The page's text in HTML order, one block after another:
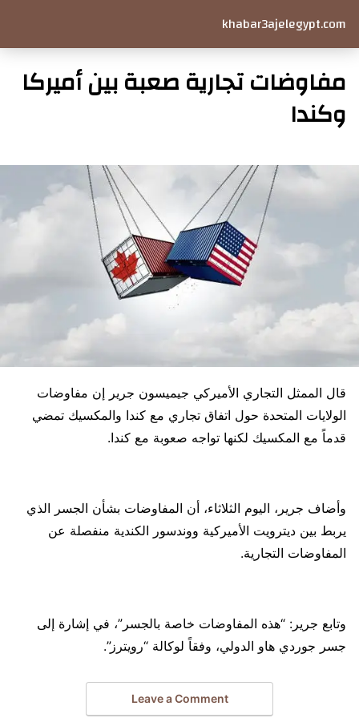
khabar3ajelegypt.com
مفاوضات تجارية صعبة بين أميركا
وكندا
قال الممثل التجاري الأميركي جيميسون جرير إن مفاوضات
الولايات المتحدة حول اتفاق تجاري مع كندا والمكسيك تمضي
قدماً مع المكسيك لكنها تواجه صعوبة مع كندا.
وأضاف جرير، اليوم الثلاثاء، أن المفاوضات بشأن الجسر الذي
يربط بين ديترويت الأميركية ووندسور الكندية منفصلة عن
المفاوضات التجارية.
وتابع جرير: “هذه المفاوضات خاصة بالجسر”، في إشارة إلى
جسر جوردي هاو الدولي، وفقاً لوكالة “رويترز”.
Leave a Comment